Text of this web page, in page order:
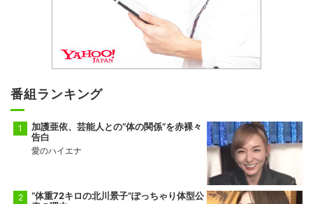
番組ランキング
加護亜依、芸能人との“体の関係”を赤裸々
告白
愛のハイエナ
“体重72キロの北川景子”ぽっちゃり体型公